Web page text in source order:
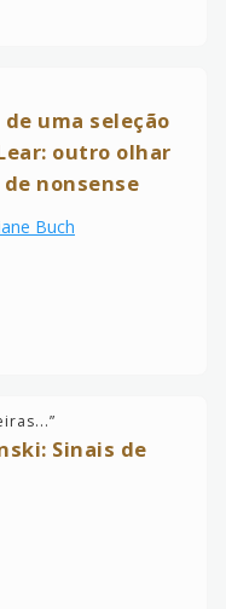
uma seleção
outro olhar
nonsense
Buch
”
Sinais de